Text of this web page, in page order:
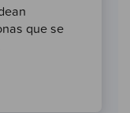
que se